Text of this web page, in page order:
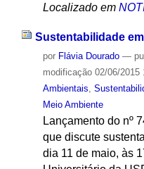
Localizado em
Sustentabilidade
por Flávia Dourado —
modificação02/06/2015
Ambientais,
Meio Ambiente
Lançamento do nº
que discute
dia 11 de maio, às